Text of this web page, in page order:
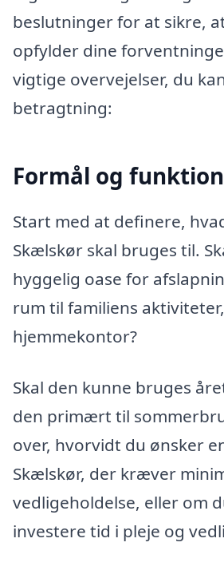
beslutninger for at sikre,
opfylder dine
vigtige overvejelser, du
betragtning:
Formål og funktion
Start med at definere,
Skælskør skal bruges til.
hyggelig oase for
rum til familiens
hjemmekontor?
Skal den kunne bruges
den primært til
over, hvorvidt du ønsker
Skælskør, der kræver
vedligeholdelse, eller om
investere tid i pleje og